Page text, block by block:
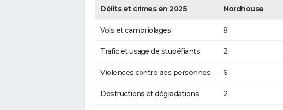
Délits et crimes en 2025 Nordhouse
Vols et cambriolages 8
Trafic et usage de stupéfiants 2
Violences contre des personnes 6
Destructions et dégradations 2